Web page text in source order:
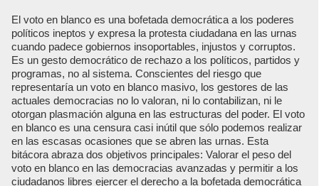
El voto en blanco es una bofetada democrática a los poderes
políticos ineptos y expresa la protesta ciudadana en las urnas
cuando padece gobiernos insoportables, injustos y corruptos.
Es un gesto democrático de rechazo a los políticos, partidos y
programas, no al sistema. Conscientes del riesgo que
representaría un voto en blanco masivo, los gestores de las
actuales democracias no lo valoran, ni lo contabilizan, ni le
otorgan plasmación alguna en las estructuras del poder. El voto
en blanco es una censura casi inútil que sólo podemos realizar
en las escasas ocasiones que se abren las urnas. Esta
bitácora abraza dos objetivos principales: Valorar el peso del
voto en blanco en las democracias avanzadas y permitir a los
ciudadanos libres ejercer el derecho a la bofetada democrática